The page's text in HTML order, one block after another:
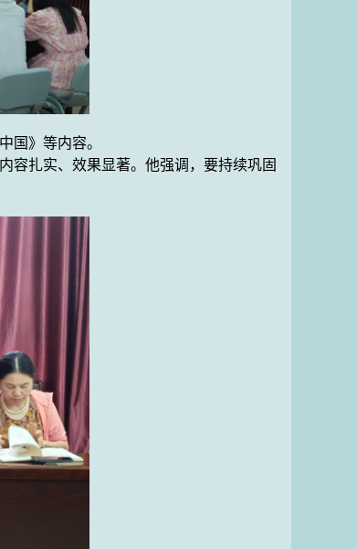
国》等内容。
容扎实、效果显著。他强调，要持续巩固